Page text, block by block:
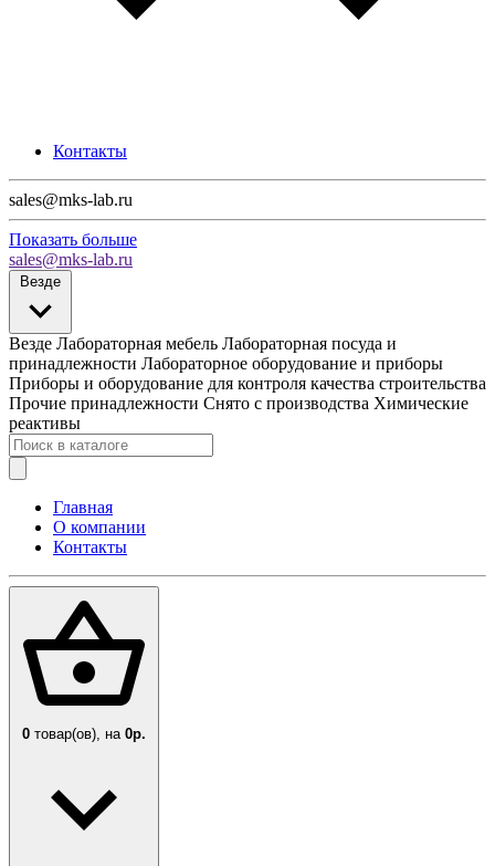
Контакты
sales@mks-lab.ru
Показать больше
sales@mks-lab.ru
Везде
Везде Лабораторная мебель Лабораторная посуда и
принадлежности Лабораторное оборудование и приборы
Приборы и оборудование для контроля качества строительства
Прочие принадлежности Снято с производства Химические
реактивы
Главная
О компании
Контакты
0 товар(ов), на 0р.